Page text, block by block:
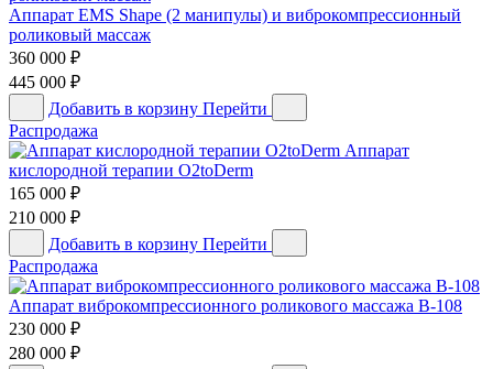
Аппарат EMS Shape (2 манипулы) и виброкомпрессионный
роликовый массаж
360 000 ₽
445 000 ₽
Добавить в корзину Перейти
Распродажа
Аппарат
кислородной терапии O2toDerm
165 000 ₽
210 000 ₽
Добавить в корзину Перейти
Распродажа
Аппарат виброкомпрессионного роликового массажа B-108
230 000 ₽
280 000 ₽